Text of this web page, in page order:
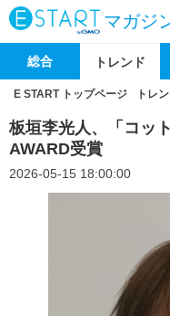
マガジ
総合 トレンド
E START トップページ トレ
板垣李光人、「コッ
AWARD受賞
2026-05-15 18:00:00